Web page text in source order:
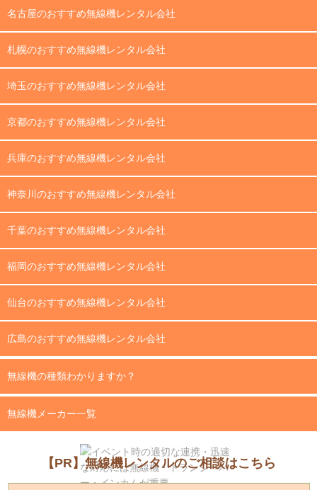
名古屋のおすすめ無線機レンタル会社
札幌のおすすめ無線機レンタル会社
埼玉のおすすめ無線機レンタル会社
京都のおすすめ無線機レンタル会社
兵庫のおすすめ無線機レンタル会社
神奈川のおすすめ無線機レンタル会社
千葉のおすすめ無線機レンタル会社
福岡のおすすめ無線機レンタル会社
仙台のおすすめ無線機レンタル会社
広島のおすすめ無線機レンタル会社
無線機の種類わかりますか？
無線機メーカー一覧
【PR】無線機レンタルのご相談はこちら